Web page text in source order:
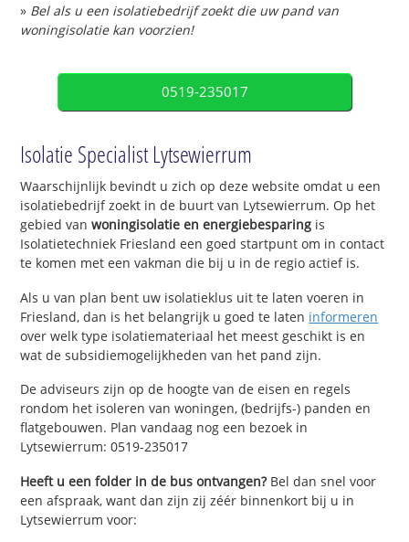
» Bel als u een isolatiebedrijf zoekt die uw pand van
woningisolatie kan voorzien!
0519-235017
Isolatie Specialist Lytsewierrum
Waarschijnlijk bevindt u zich op deze website omdat u een
isolatiebedrijf zoekt in de buurt van Lytsewierrum. Op het
gebied vanwoningisolatie en energiebesparing is
Isolatietechniek Friesland een goed startpunt om in contact
te komen met een vakman die bij u in de regio actief is.
Als u van plan bent uw isolatieklus uit te laten voeren in
Friesland, dan is het belangrijk u goed te laten informeren
over welk type isolatiemateriaal het meest geschikt is en
wat de subsidiemogelijkheden van het pand zijn.
De adviseurs zijn op de hoogte van de eisen en regels
rondom het isoleren van woningen, (bedrijfs-) panden en
flatgebouwen. Plan vandaag nog een bezoek in
Lytsewierrum: 0519-235017
Heeft u een folder in de bus ontvangen?Bel dan snel voor
een afspraak, want dan zijn zij zéér binnenkort bij u in
Lytsewierrum voor: